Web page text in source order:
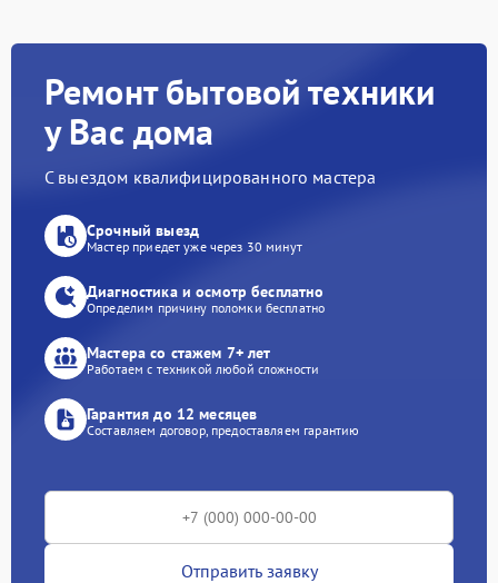
Ремонт бытовой техники
у Вас дома
С выездом квалифицированного мастера
Срочный выезд
Мастер приедет уже через 30 минут
Диагностика и осмотр бесплатно
Определим причину поломки бесплатно
Мастера со стажем 7+ лет
Работаем с техникой любой сложности
Гарантия до 12 месяцев
Составляем договор, предоставляем гарантию
Отправить заявку